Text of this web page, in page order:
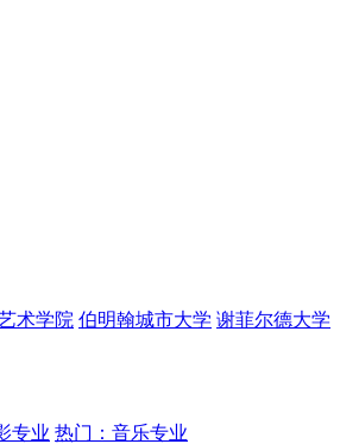
术学院 伯明翰城市大学 谢菲尔德大学
专业 热门：音乐专业